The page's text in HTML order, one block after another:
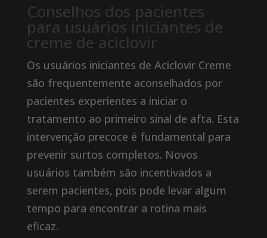
Conselhos dos pacientes
para usuários iniciantes de
creme de aciclovir
Os usuários iniciantes de Aciclovir Creme
são frequentemente aconselhados por
pacientes experientes a iniciar o
tratamento ao primeiro sinal de afta. Esta
intervenção precoce é fundamental para
prevenir surtos completos. Novos
usuários também são incentivados a
serem pacientes, pois pode levar algum
tempo para encontrar a rotina mais
eficaz.